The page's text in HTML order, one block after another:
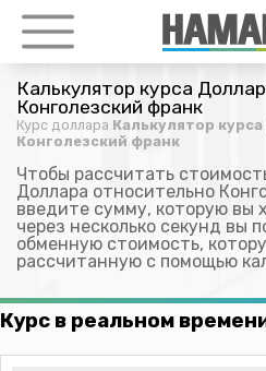
Калькулятор курса
Конголезский франк
Курс доллара Калькулятор
Конголезский франк
Чтобы рассчитать
Доллара относительно
введите сумму, которую вы
через несколько секунд вы
обменную стоимость,
рассчитанную с помощью
Курс в реальном